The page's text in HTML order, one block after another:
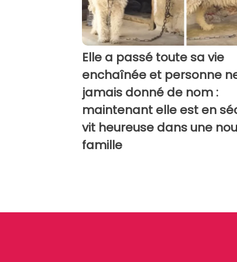
Elle a passé toute sa vie
enchaînée et personne
jamais donné de nom :
maintenant elle est en
vit heureuse dans une
famille